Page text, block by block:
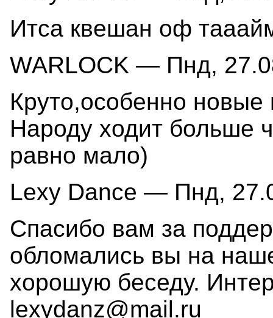
Итса квешан оф
WARLOCK — Пнд,
Круто,особенно
Народу ходит больше
равно мало)
Lexy Dance — Пнд,
Спасибо вам за
обломались вы на
хорошую беседу.
lexydanz@mail.ru